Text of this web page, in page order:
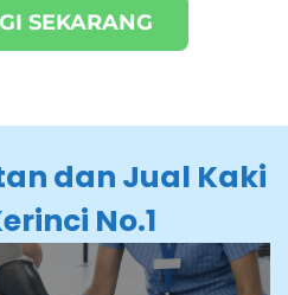
SEKARANG
dan Jual Kaki
No.1